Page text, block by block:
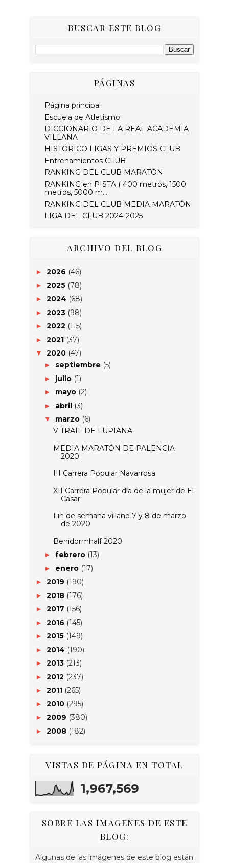
BUSCAR ESTE BLOG
PÁGINAS
Página principal
Escuela de Atletismo
DICCIONARIO DE LA REAL ACADEMIA
VILLANA
HISTORICO LIGAS Y PREMIOS CLUB
Entrenamientos CLUB
RANKING DEL CLUB MARATÓN
RANKING en PISTA ( 400 metros, 1500
metros, 5000 m...
RANKING DEL CLUB MEDIA MARATÓN
LIGA DEL CLUB 2024-2025
ARCHIVO DEL BLOG
► 2026 (46)
► 2025 (78)
► 2024 (68)
► 2023 (98)
► 2022 (115)
► 2021 (37)
▼ 2020 (47)
► septiembre (5)
► julio (1)
► mayo (2)
► abril (3)
▼ marzo (6)
V TRAIL DE LUPIANA
MEDIA MARATÓN DE PALENCIA
2020
III Carrera Popular Navarrosa
XII Carrera Popular día de la mujer de El
Casar
Fin de semana villano 7 y 8 de marzo
de 2020
Benidormhalf 2020
► febrero (13)
► enero (17)
► 2019 (190)
► 2018 (176)
► 2017 (156)
► 2016 (145)
► 2015 (149)
► 2014 (190)
► 2013 (213)
► 2012 (237)
► 2011 (265)
► 2010 (295)
► 2009 (380)
► 2008 (182)
VISTAS DE PÁGINA EN TOTAL
1,967,569
SOBRE LAS IMAGENES DE ESTE
BLOG:
Algunas de las imágenes de este blog están